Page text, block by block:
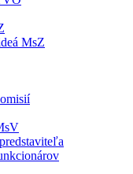
MsZ